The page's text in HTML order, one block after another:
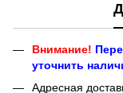
Внимание!
уточнить
Адресная